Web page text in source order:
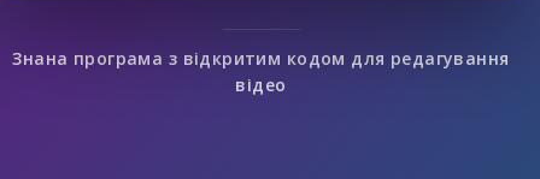
Знана програма з відкритим кодом для редагування
відео